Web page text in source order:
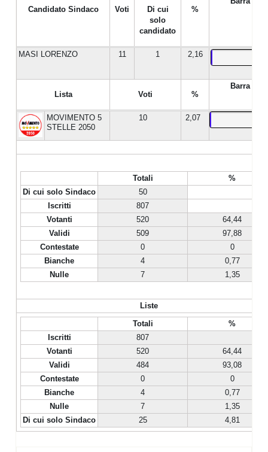
Candidato Sindaco Voti
Di cui
solo
candidato
%
MASI LORENZO 11 1 2,16
Lista Voti %
Barra %
MOVIMENTO 5
STELLE 2050
10 2,07
Totali
%
Di cui solo Sindaco
50
Iscritti
807
Votanti
520
64,44
Validi
509
97,88
Contestate
0
0
Bianche
4
0,77
Nulle
7 1,35
Liste
Totali
%
Iscritti
807
Votanti
520
64,44
Validi
484
93,08
Contestate
0
0
Bianche
4
0,77
Nulle
7
1,35
Di cui solo Sindaco
25 4,81